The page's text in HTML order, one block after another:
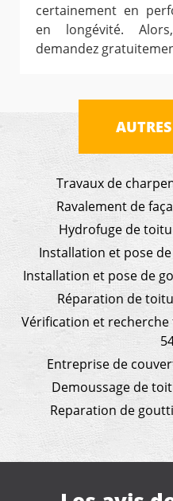
certainement en
en longévité.
demandez
Travaux de
Ravalement de
Hydrofuge de
Installation et pose
Installation et pose de
Réparation de
Vérification et
Entreprise de
Demoussage de
Reparation de